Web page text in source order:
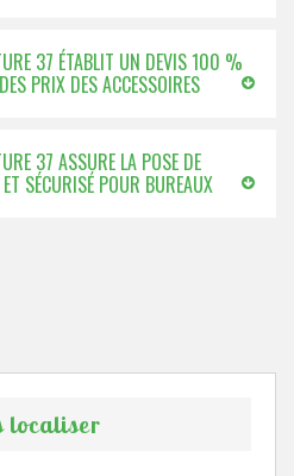
37 ÉTABLIT UN DEVIS 100 %
PRIX DES ACCESSOIRES
37 ASSURE LA POSE DE
SÉCURISÉ POUR BUREAUX
localiser